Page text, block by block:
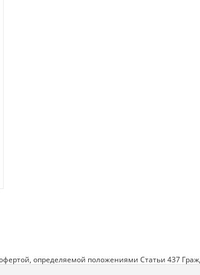
определяемой положениями Статьи 437